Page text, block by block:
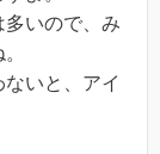
いので、み
いと、アイ